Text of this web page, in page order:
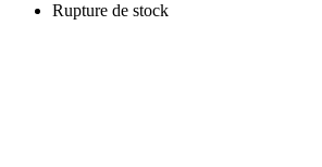
Rupture de stock